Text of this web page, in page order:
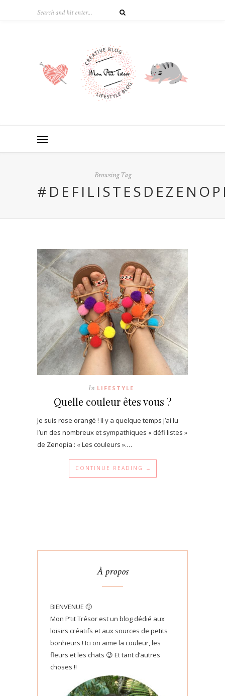
Browsing Tag
In LIFESTYLE
Quelle couleur êtes vous ?
Je suis rose orangé ! Il y a quelque temps j’ai lu
l’un des nombreux et sympathiques « défi listes »
de Zenopia : « Les couleurs ».…
CONTINUE READING →
À propos
BIENVENUE 🙂
Mon P’tit Trésor est un blog dédié aux
loisirs créatifs et aux sources de petits
bonheurs ! Ici on aime la couleur, les
fleurs et les chats 😉 Et tant d’autres
choses !!